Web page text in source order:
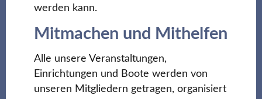
werden kann.
Mitmachen und Mithelfen
Alle unsere Veranstaltungen,
Einrichtungen und Boote werden von
unseren Mitgliedern getragen, organisiert